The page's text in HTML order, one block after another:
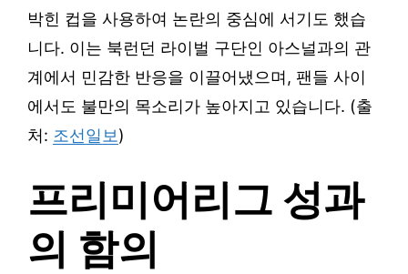
박힌 컵을 사용하여 논란의 중심에 서기도 했습
니다. 이는 북런던 라이벌 구단인 아스널과의 관
계에서 민감한 반응을 이끌어냈으며, 팬들 사이
에서도 불만의 목소리가 높아지고 있습니다. (출
처: 조선일보)
프리미어리그 성과
의 함의